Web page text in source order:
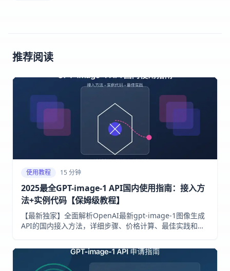
推荐阅读
使用教程 15 分钟
2025最全GPT-image-1 API国内使用指南：接入方
法+实例代码【保姆级教程】
【最新独家】全面解析OpenAI最新gpt-image-1图像生成
API的国内接入方法，详细步骤、价格计算、最佳实践和实